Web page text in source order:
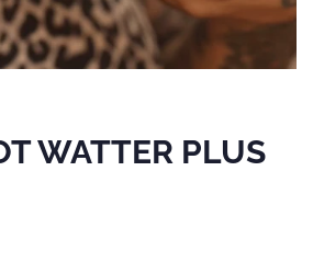
WATTER PLUS